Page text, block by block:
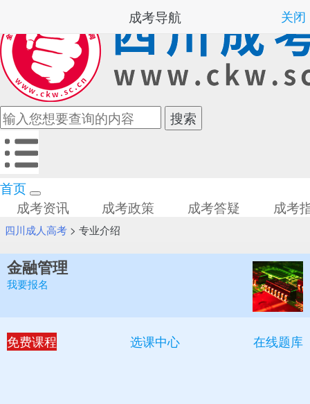
首页
成考资讯
成考政策 成考答疑 成考
四川成人高考> 专业介绍
金融管理
我要报名
免费课程 选课中心 在线题库
成考导航 关闭